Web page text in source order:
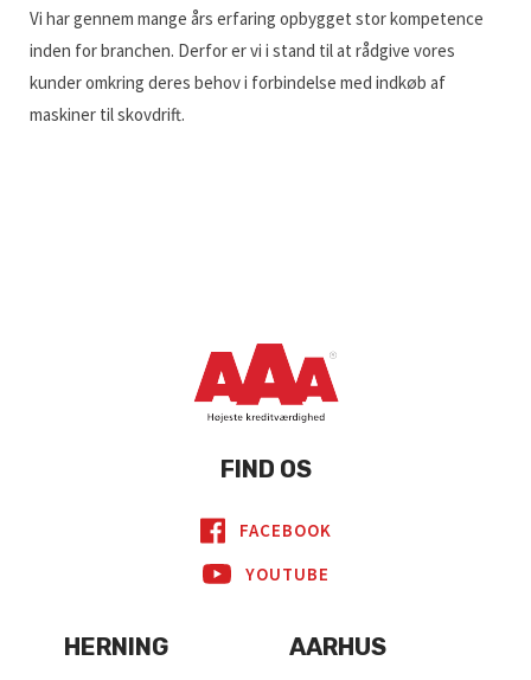
Vi har gennem mange års erfaring opbygget stor kompetence
inden for branchen. Derfor er vi i stand til at rådgive vores
kunder omkring deres behov i forbindelse med indkøb af
maskiner til skovdrift.
FIND OS
FACEBOOK
YOUTUBE
HERNING AARHUS